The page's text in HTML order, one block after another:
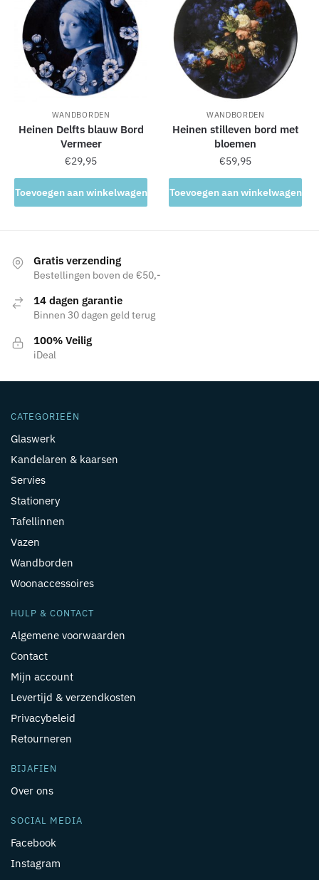
WANDBORDEN
Heinen Delfts blauw Bord
Vermeer
€29,95
Toevoegen aan winkelwagen
WANDBORDEN
Heinen stilleven bord met
bloemen
€59,95
Toevoegen aan winkelwagen
Gratis verzending
Bestellingen boven de €50,-
14 dagen garantie
Binnen 30 dagen geld terug
100% Veilig
iDeal
CATEGORIEËN
Glaswerk
Kandelaren & kaarsen
Servies
Stationery
Tafellinnen
Vazen
Wandborden
Woonaccessoires
HULP & CONTACT
Algemene voorwaarden
Contact
Mijn account
Levertijd & verzendkosten
Privacybeleid
Retourneren
BIJAFIEN
Over ons
SOCIAL MEDIA
Facebook
Instagram